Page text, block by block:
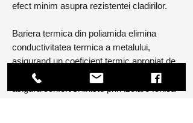
efect minim asupra rezistentei cladirilor.
Bariera termica din poliamida elimina
conductivitatea termica a metalului,
asigurand un coeficient termic apropiat de
cel al sistemelor de PVC. De asemenea